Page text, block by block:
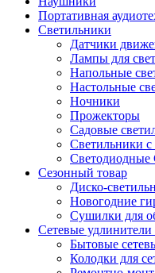
Портативная
Светильники
Датчики
Лампы для
Напольные
Настольные
Ночники
Прожекторы
Садовые
Светильники
Светодиодные
Сезонный товар
Диско-
Новогодние
Сушилки для
Сетевые
Бытовые
Колодки для